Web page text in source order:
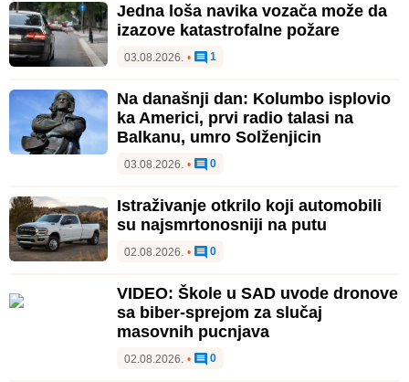
Jedna loša navika vozača može da
izazove katastrofalne požare
03.08.2026. • 1
Na današnji dan: Kolumbo isplovio
ka Americi, prvi radio talasi na
Balkanu, umro Solženjicin
03.08.2026. • 0
Istraživanje otkrilo koji automobili
su najsmrtonosniji na putu
02.08.2026. • 0
VIDEO: Škole u SAD uvode dronove
sa biber-sprejom za slučaj
masovnih pucnjava
02.08.2026. • 0